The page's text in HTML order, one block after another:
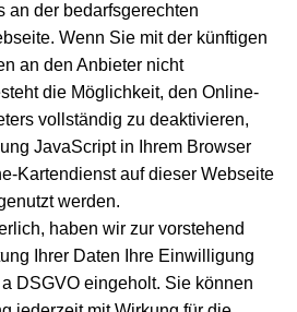
an der bedarfsgerechten
Wenn Sie mit der künftigen
an den Anbieter nicht
die Möglichkeit, den Online-
vollständig zu deaktivieren,
JavaScript in Ihrem Browser
Kartendienst auf dieser Webseite
werden.
haben wir zur vorstehend
Ihrer Daten Ihre Einwilligung
DSGVO eingeholt. Sie können